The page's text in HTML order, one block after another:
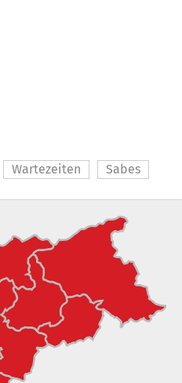
Wartezeiten Sabes